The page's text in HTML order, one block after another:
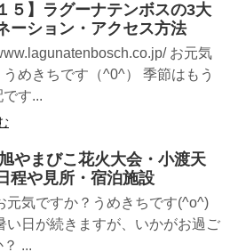
５】ラグーナテンボスの3大
ーション・アクセス方法
お元気
うめきちです（^0^） 季節はもう
す...
やまびこ花火大会・小渡天
程や見所・宿泊施設
元気ですか？うめきちです(^o^)
い日が続きますが、いかがお過ご
？ ...